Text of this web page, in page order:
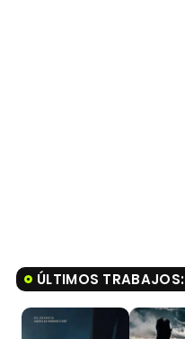
ÚLTIMOS TRABAJOS: